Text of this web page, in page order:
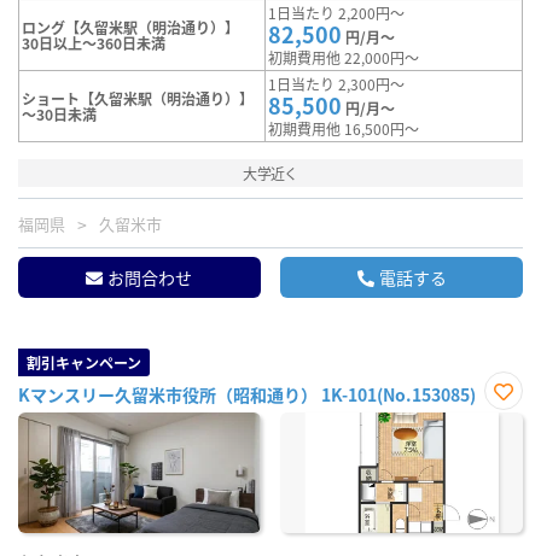
ロング【久留米駅（明治通り）】
30日以上～360日未満
1日当たり 2,200円～
82,500 円/月～
初期費用他 22,000円～
ショート【久留米駅（明治通り）】
～30日未満
1日当たり 2,300円～
85,500 円/月～
初期費用他 16,500円～
大学近く
福岡県 久留米市
お問合わせ 電話する
割引キャンペーン
Kマンスリー久留米市役所（昭和通り） 1K-101(No.153085)
お気